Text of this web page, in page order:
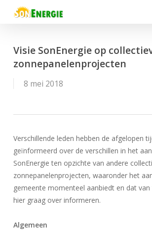
Visie SonEnergie op
zonnepanelenprojecten
8 mei 2018
Verschillende leden hebben de afgelopen
geïnformeerd over de verschillen in het
SonEnergie ten opzichte van andere
zonnepanelenprojecten, waaronder het
gemeente momenteel aanbiedt en dat van
hier graag over informeren.
Algemeen